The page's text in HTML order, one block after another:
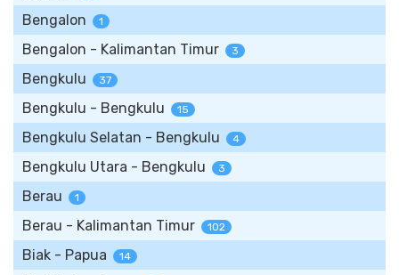
Bengalon 1
Bengalon - Kalimantan Timur 3
Bengkulu 37
Bengkulu - Bengkulu 15
Bengkulu Selatan - Bengkulu 4
Bengkulu Utara - Bengkulu 3
Berau 1
Berau - Kalimantan Timur 102
Biak - Papua 14